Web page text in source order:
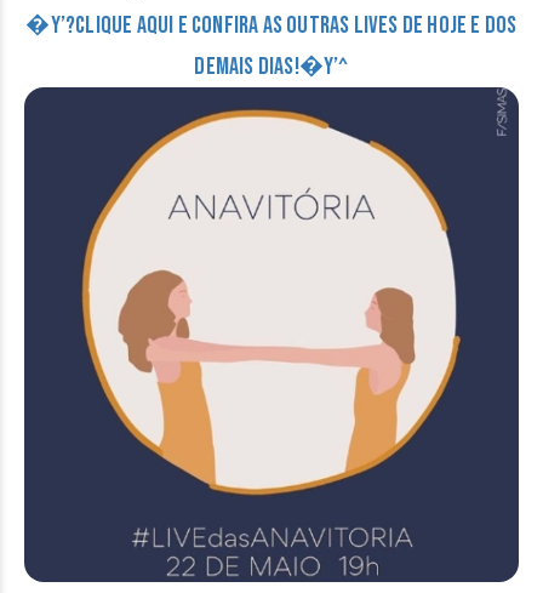
�Y’?Clique aqui e confira as outras lives de hoje e dos
demais dias!�Y’^